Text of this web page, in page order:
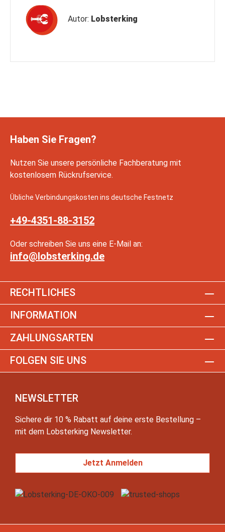
Autor: Lobsterking
Haben Sie Fragen?
Nutzen Sie unsere persönliche Fachberatung mit
kostenlosem Rückrufservice.
Übliche Verbindungskosten ins deutsche Festnetz
+49-4351-88-3152
Oder schreiben Sie uns eine E-Mail an:
info@lobsterking.de
RECHTLICHES
INFORMATION
ZAHLUNGSARTEN
FOLGEN SIE UNS
NEWSLETTER
Sichere dir 10 % Rabatt auf deine erste Bestellung –
mit dem Lobsterking Newsletter.
Jetzt Anmelden